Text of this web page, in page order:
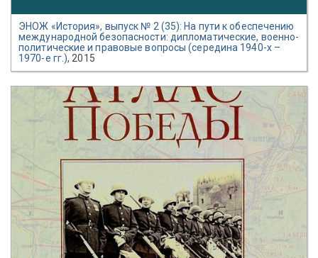
ЭНОЖ «История», выпуск № 2 (35): На пути к обеспечению
международной безопасности: дипломатические, военно-
политические и правовые вопросы (середина 1940-х –
1970-е гг.), 2015